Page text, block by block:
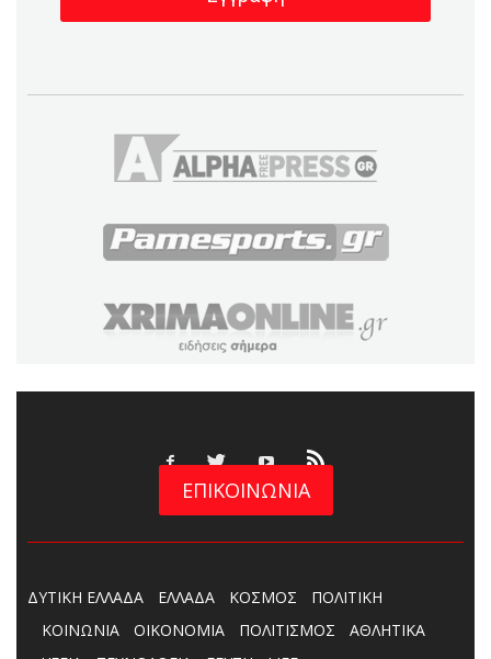
ΕΠΙΚΟΙΝΩΝΙΑ
ΔΥΤΙΚΗ ΕΛΛΑΔΑ ΕΛΛΑΔΑ ΚΟΣΜΟΣ
ΠΟΛΙΤΙΚΗ
ΚΟΙΝΩΝΙΑ
ΟΙΚΟΝΟΜΙΑ ΠΟΛΙΤΙΣΜΟΣ
ΑΘΛΗΤΙΚΑ